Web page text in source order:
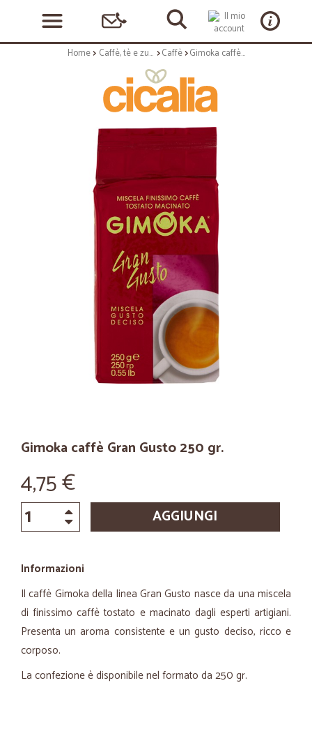
Home Caffè, tè e zucchero Caffè Gimoka caffè Gran Gusto 250 gr.
Gimoka caffè Gran Gusto 250 gr.
4,75 €
AGGIUNGI
Informazioni
Il caffè Gimoka della linea Gran Gusto nasce da una miscela
di finissimo caffè tostato e macinato dagli esperti artigiani.
Presenta un aroma consistente e un gusto deciso, ricco e
corposo.
La confezione è disponibile nel formato da 250 gr.